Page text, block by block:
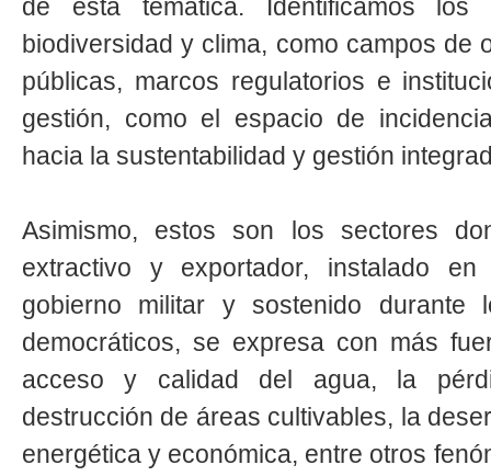
de esta temática. Identificamos los
biodiversidad y clima, como campos de
públicas, marcos regulatorios e
gestión, como el espacio de
hacia la sustentabilidad y gestión
Asimismo, estos son los sectores
extractivo y exportador, instalado
gobierno militar y sostenido durante
democráticos, se expresa con más
acceso y calidad del agua, la
destrucción de áreas cultivables, la
energética y económica, entre otros